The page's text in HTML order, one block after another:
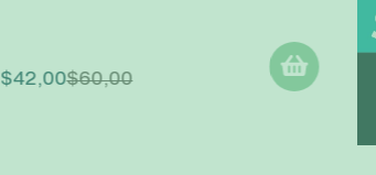
$42,00$60,00